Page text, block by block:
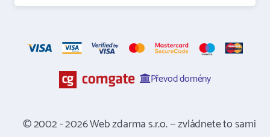
Převod domény
© 2002 - 2026 Web zdarma s.r.o. — zvládnete to sami